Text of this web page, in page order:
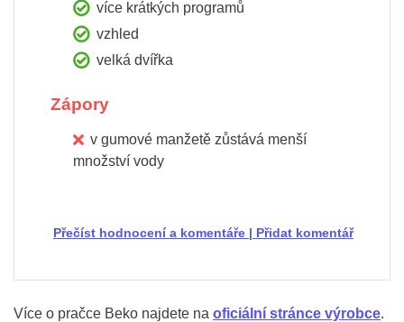
více krátkých programů
vzhled
velká dvířka
Zápory
v gumové manžetě zůstává menší
množství vody
Přidat komentář
|
Přečíst hodnocení a komentáře
Více o pračce Beko najdete na oficiální stránce výrobce.